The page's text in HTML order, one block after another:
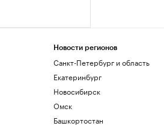
Новости регионов
Санкт-Петербург и область
Екатеринбург
Новосибирск
Омск
Башкортостан